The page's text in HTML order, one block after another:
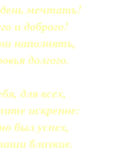
мечтать!
и доброго!
наполнять,
долгого.
для всех,
искренне:
был успех,
близкие.